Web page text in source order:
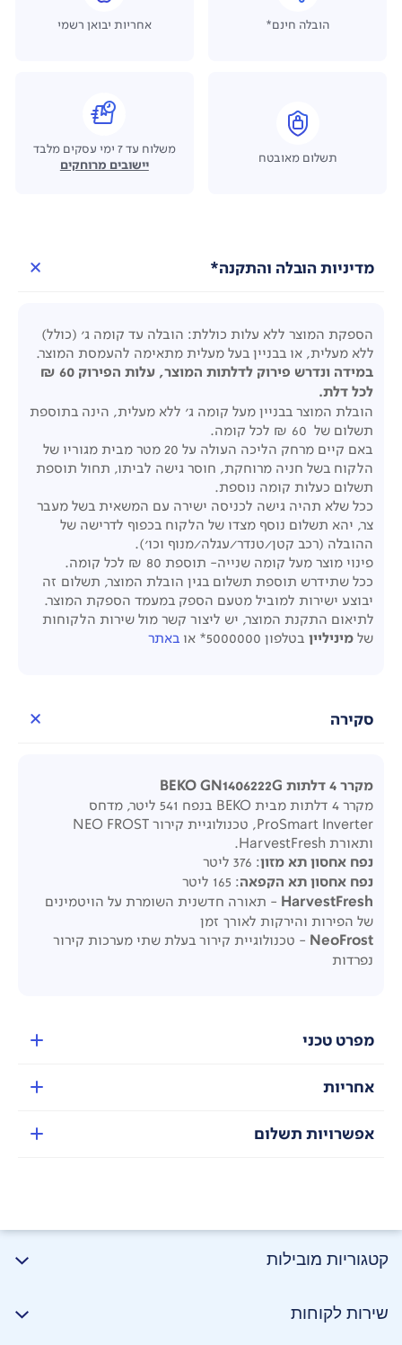
הובלה חינם* אחריות יבואן רשמי
תשלום מאובטח
משלוח עד 7 ימי עסקים מלבד
יישובים מרוחקים
מדיניות הובלה והתקנה*
הספקת המוצר ללא עלות כוללת: הובלה עד קומה ג' (כולל)
ללא מעלית, או בבניין בעל מעלית מתאימה להעמסת המוצר.
במידה ונדרש פירוק לדלתות המוצר, עלות הפירוק 60 ₪
לכל דלת.
הובלת המוצר בבניין מעל קומה ג' ללא מעלית, הינה בתוספת
תשלום של 60 ₪ לכל קומה.
באם קיים מרחק הליכה העולה על 20 מטר מבית מגוריו של
הלקוח בשל חניה מרוחקת, חוסר גישה לביתו, תחול תוספת
תשלום כעלות קומה נוספת.
ככל שלא תהיה גישה לכניסה ישירה עם המשאית בשל מעבר
צר, יהא תשלום נוסף מצדו של הלקוח בכפוף לדרישה של
ההובלה (רכב קטן/טנדר/עגלה/מנוף וכו').
פינוי מוצר מעל קומה שנייה- תוספת 80 ₪ לכל קומה.
ככל שתידרש תוספת תשלום בגין הובלת המוצר, תשלום זה
יבוצע ישירות למוביל מטעם הספק במעמד הספקת המוצר.
לתיאום התקנת המוצר, יש ליצור קשר מול שירות הלקוחות
שלמיניליין בטלפון 5000000* או באתר
סקירה
מקרר 4 דלתות BEKO GN1406222G
מקרר 4 דלתות מבית BEKO בנפח 541 ליטר, מדחס
ProSmart Inverter, טכנולוגיית קירור NEO FROST
ותאורת HarvestFresh.
נפח אחסון תא מזון: 376 ליטר
נפח אחסון תא הקפאה: 165 ליטר
HarvestFresh - תאורה חדשנית השומרת על הויטמינים
של הפירות והירקות לאורך זמן
NeoFrost - טכנולוגיית קירור בעלת שתי מערכות קירור
נפרדות
מפרט טכני
אחריות
אפשרויות תשלום
קטגוריות מובילות
שירות לקוחות